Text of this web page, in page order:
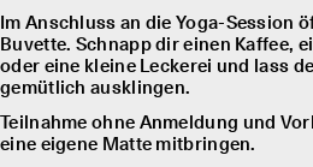
Im Anschluss an die Yoga-Session
Buvette. Schnapp dir einen Kaffee,
oder eine kleine Leckerei und lass
gemütlich ausklingen.
Teilnahme ohne Anmeldung und
eine eigene Matte mitbringen.